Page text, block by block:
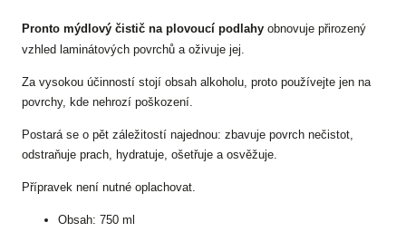
Pronto mýdlový čistič na plovoucí podlahy obnovuje přirozený
vzhled laminátových povrchů a oživuje jej.
Za vysokou účinností stojí obsah alkoholu, proto používejte jen na
povrchy, kde nehrozí poškození.
Postará se o pět záležitostí najednou: zbavuje povrch nečistot,
odstraňuje prach, hydratuje, ošetřuje a osvěžuje.
Přípravek není nutné oplachovat.
Obsah: 750 ml